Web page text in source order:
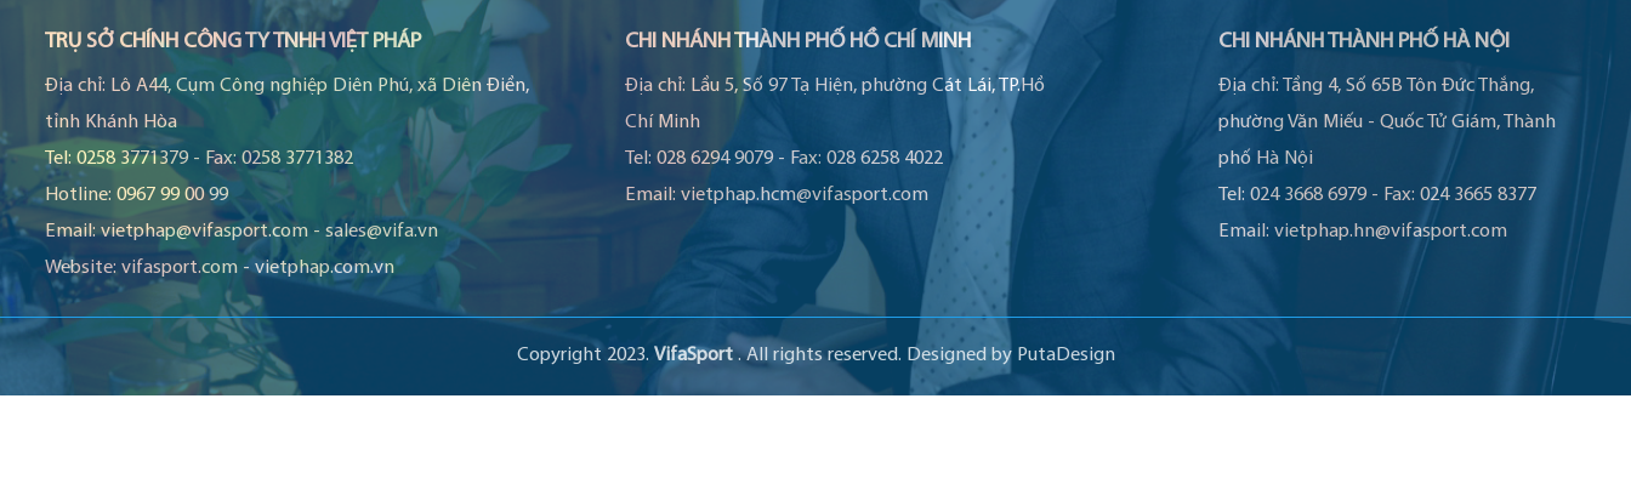
TRỤ SỞ CHÍNH CÔNG TY TNHH VIỆT PHÁP
Địa chỉ: Lô A44, Cụm Công nghiệp Diên Phú, xã Diên Điền,
tỉnh Khánh Hòa
Tel: 0258 3771379 - Fax: 0258 3771382
Hotline: 0967 99 00 99
Email:vietphap@vifasport.com - sales@vifa.vn
Website: vifasport.com -vietphap.com.vn
CHI NHÁNH THÀNH PHỐ HỒ CHÍ MINH
Địa chỉ: Lầu 5, Số 97 Tạ Hiện, phường Cát Lái, TP.Hồ
Chí Minh
Tel:028 6294 9079 - Fax:028 6258 4022
Email:vietphap.hcm@vifasport.com
CHI NHÁNH THÀNH PHỐ HÀ NỘI
Địa chỉ:
Tầng 4, Số 65B Tôn Đức Thắng,
phường Văn Miếu - Quốc Tử Giám, Thành
phố Hà Nội
Tel: 024 3668 6979- Fax: 024 3665 8377
Email: vietphap.hn@vifasport.com
Copyright 2023. VifaSport. All rights reserved. Designed by PutaDesign